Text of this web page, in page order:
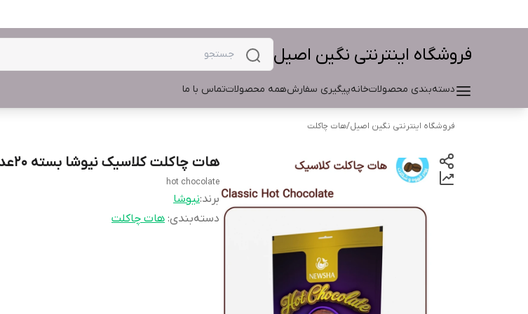
فروشگاه اینترنتی نگین اصیل
دسته‌بندی محصولاتخانهپیگیری سفارشهمه محصولاتتماس با ما
فروشگاه اینترنتی نگین اصیل/هات چاکلت
هات چاکلت کلاسیک نیوشا بسته 20عددی
hot chocolate
برند:نیوشا
دسته‌بندی: هات چاکلت